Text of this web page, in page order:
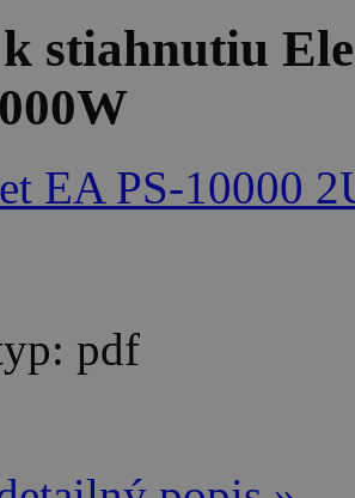
stiahnutiu
EA PS-10000
pdf